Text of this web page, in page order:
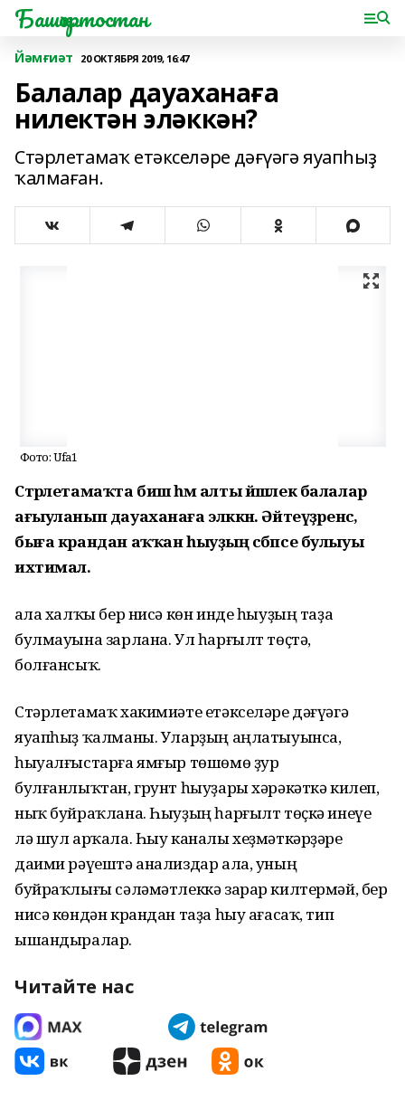
Башҡортостан
Йәмғиәт 20 ОКТЯБРЯ 2019, 16:47
Балалар дауаханаға
нилектән эләккән?
Стәрлетамаҡ етәкселәре дәғүәгә яуапһыҙ
ҡалмаған.
Фото: Ufa1
Стәрлетамаҡта биш һәм алты йәшлек балалар
ағыуланып дауаханаға эләккән. Әйтеүҙәренсә,
быға крандан аҡҡан һыуҙың сәбәпсе булыуы
ихтимал.
Ҡала халҡы бер нисә көн инде һыуҙың таҙа
булмауына зарлана. Ул һарғылт төҫтә,
болғансыҡ.
Стәрлетамаҡ хакимиәте етәкселәре дәғүәгә
яуапһыҙ ҡалманы. Уларҙың аңлатыуынса,
һыуалғыстарға ямғыр төшөмө ҙур
булғанлыҡтан, грунт һыуҙары хәрәкәткә килеп,
ныҡ буйраҡлана. Һыуҙың һарғылт төҫкә инеүе
лә шул арҡала. Һыу каналы хеҙмәткәрҙәре
даими рәүештә анализдар ала, уның
буйраҡлығы сәләмәтлеккә зарар килтермәй, бер
нисә көндән крандан таҙа һыу ағасаҡ, тип
ышандыралар.
Читайте нас